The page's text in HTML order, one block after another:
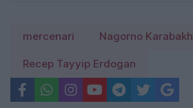
mercenari Nagorno Karabakh
Recep Tayyip Erdogan